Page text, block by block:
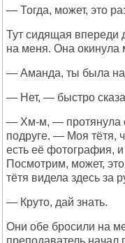
— Тогда, может, это
Тут сидящая впереди
на меня. Она окинула
— Аманда, ты была
— Нет, — быстро
— Хм-м, — протянула
подруге. — Моя тётя,
есть её фотография,
Посмотрим, может,
тётя видела здесь за
— Круто, дай знать.
Они обе бросили на
преподаватель начал